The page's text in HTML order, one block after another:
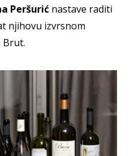
Peršurić nastave raditi
njihovu izvrsnom
Brut.